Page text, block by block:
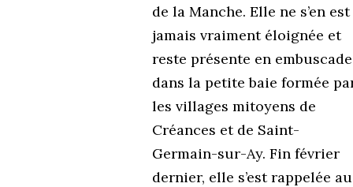
de la Manche. Elle ne s’en est
jamais vraiment éloignée et
reste présente en embuscade
dans la petite baie formée
les villages mitoyens de
Créances et de Saint-
Germain-sur-Ay. Fin février
dernier, elle s’est rappelée au